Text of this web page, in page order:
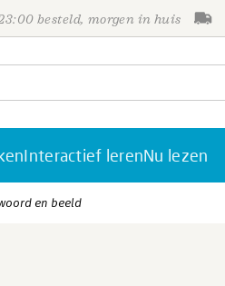
besteld, morgen in huis
Interactief lerenNu lezen
en beeld